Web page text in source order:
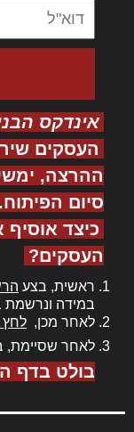
אינדקס
העסקים
ההרצה,
סיום הפיתוח.
כיצד
העסקים?
ראשית, בצע
במידה ונרשמת
לאחר מכן, לחץ
לאחר שסיימת,
בולט בדף